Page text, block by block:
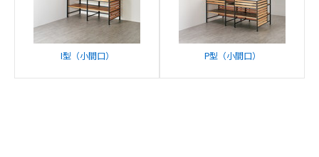
I型（小間口） P型（小間口）